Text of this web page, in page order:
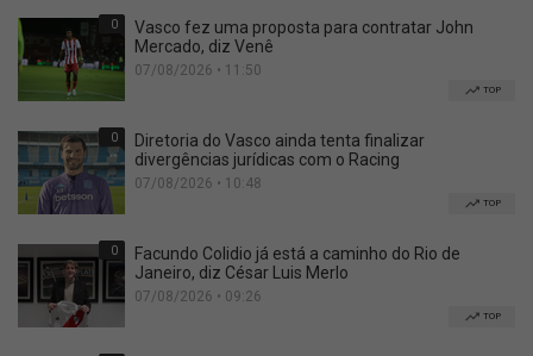
0
Vasco fez uma proposta para contratar John
Mercado, diz Venê
07/08/2026 • 11:50
TOP
0
Diretoria do Vasco ainda tenta finalizar
divergências jurídicas com o Racing
07/08/2026 • 10:48
TOP
0
Facundo Colidio já está a caminho do Rio de
Janeiro, diz César Luis Merlo
07/08/2026 • 09:26
TOP